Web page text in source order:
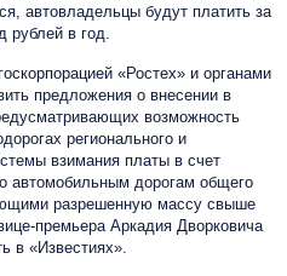
автовладельцы будут платить за
в год.
«Ростех» и органами
предложения о внесении в
возможность
регионального и
взимания платы в счет
автомобильным дорогам общего
разрешенную массу свыше
премьера Аркадия Дворковича
в «Известиях».